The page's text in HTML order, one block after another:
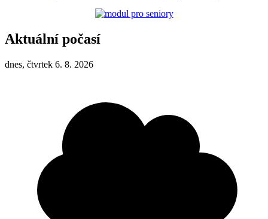
Aktuální počasí
dnes, čtvrtek 6. 8. 2026